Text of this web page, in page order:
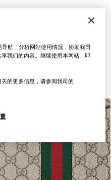
航，分析网站使用情况，协助我司
我们的内容。继续使用本网站，即
的更多信息，请参阅我司的